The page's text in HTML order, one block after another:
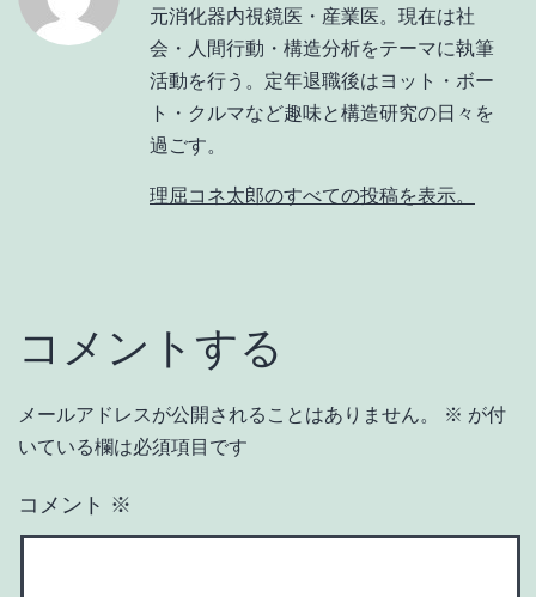
元消化器内視鏡医・産業医。現在は社
会・人間行動・構造分析をテーマに執筆
活動を行う。定年退職後はヨット・ボー
ト・クルマなど趣味と構造研究の日々を
過ごす。
理屈コネ太郎のすべての投稿を表示。
コメントする
メールアドレスが公開されることはありません。 ※ が付
いている欄は必須項目です
コメント ※